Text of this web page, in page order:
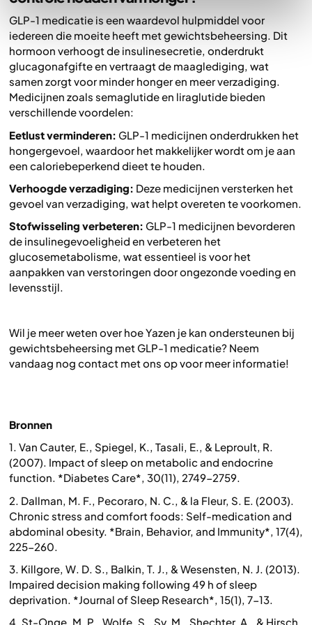
GLP-1 medicatie is een waardevol hulpmiddel voor
iedereen die moeite heeft met gewichtsbeheersing. Dit
hormoon verhoogt de insulinesecretie, onderdrukt
glucagonafgifte en vertraagt de maaglediging, wat
samen zorgt voor minder honger en meer verzadiging.
Medicijnen zoals semaglutide en liraglutide bieden
verschillende voordelen:
Eetlust verminderen: GLP-1 medicijnen onderdrukken het
hongergevoel, waardoor het makkelijker wordt om je aan
een caloriebeperkend dieet te houden.
Verhoogde verzadiging: Deze medicijnen versterken het
gevoel van verzadiging, wat helpt overeten te voorkomen.
Stofwisseling verbeteren: GLP-1 medicijnen bevorderen
de insulinegevoeligheid en verbeteren het
glucosemetabolisme, wat essentieel is voor het
aanpakken van verstoringen door ongezonde voeding en
levensstijl.
Wil je meer weten over hoe Yazen je kan ondersteunen bij
gewichtsbeheersing met GLP-1 medicatie? Neem
vandaag nog contact met ons op voor meer informatie!
Bronnen
1. Van Cauter, E., Spiegel, K., Tasali, E., & Leproult, R.
(2007). Impact of sleep on metabolic and endocrine
function. *Diabetes Care*, 30(11), 2749-2759.
2. Dallman, M. F., Pecoraro, N. C., & la Fleur, S. E. (2003).
Chronic stress and comfort foods: Self-medication and
abdominal obesity. *Brain, Behavior, and Immunity*, 17(4),
225-260.
3. Killgore, W. D. S., Balkin, T. J., & Wesensten, N. J. (2013).
Impaired decision making following 49 h of sleep
deprivation. *Journal of Sleep Research*, 15(1), 7-13.
4. St-Onge, M. P., Wolfe, S., Sy, M., Shechter, A., & Hirsch,